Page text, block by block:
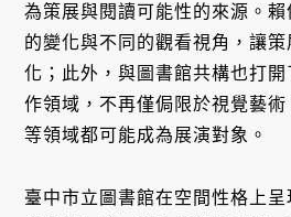
為策展與閱讀可能性的來源。
的變化與不同的觀看視角，讓
化；此外，與圖書館共構也打開
作領域，不再僅侷限於視覺藝
等領域都可能成為展演對象。
臺中市立圖書館在空間性格上